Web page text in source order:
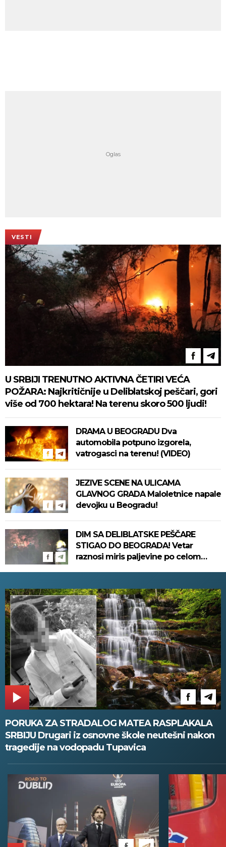
VESTI
U SRBIJI TRENUTNO AKTIVNA ČETIRI VEĆA
POŽARA: Najkritičnije u Deliblatskoj peščari, gori
više od 700 hektara! Na terenu skoro 500 ljudi!
DRAMA U BEOGRADU Dva
automobila potpuno izgorela,
vatrogasci na terenu! (VIDEO)
JEZIVE SCENE NA ULICAMA
GLAVNOG GRADA Maloletnice napale
devojku u Beogradu!
DIM SA DELIBLATSKE PEŠČARE
STIGAO DO BEOGRADA! Vetar
raznosi miris paljevine po celom
PORUKA ZA STRADALOG MATEA RASPLAKALA
SRBIJU Drugari iz osnovne škole neutešni nakon
tragedije na vodopadu Tupavica